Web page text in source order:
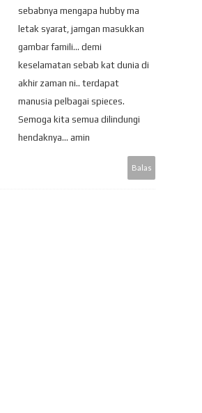
sebabnya mengapa hubby ma
letak syarat, jamgan masukkan
gambar famili... demi
keselamatan sebab kat dunia di
akhir zaman ni.. terdapat
manusia pelbagai spieces.
Semoga kita semua dilindungi
hendaknya... amin
Balas